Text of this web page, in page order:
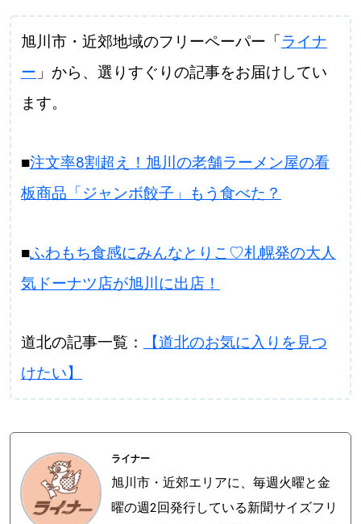
旭川市・近郊地域のフリーペーパー「ライナ
ー 」から、選りすぐりの記事をお届けしてい
ます。
■注文率8割超え！旭川の老舗ラーメン屋の看
板商品「ジャンボ餃子」もう食べた？
■ふわもち食感にみんなとりこ♡札幌発の大人
気ドーナツ店が旭川に出店！
道北の記事一覧：
【道北のお気に入りを見つ
けたい】
ライナー
旭川市・近郊エリアに、毎週火曜と金
曜の週2回発行している新聞サイズフリ